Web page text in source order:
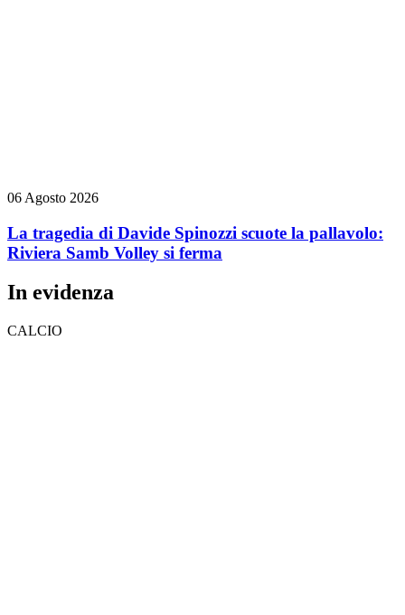
06 Agosto 2026
La tragedia di Davide Spinozzi scuote la pallavolo:
Riviera Samb Volley si ferma
In evidenza
CALCIO